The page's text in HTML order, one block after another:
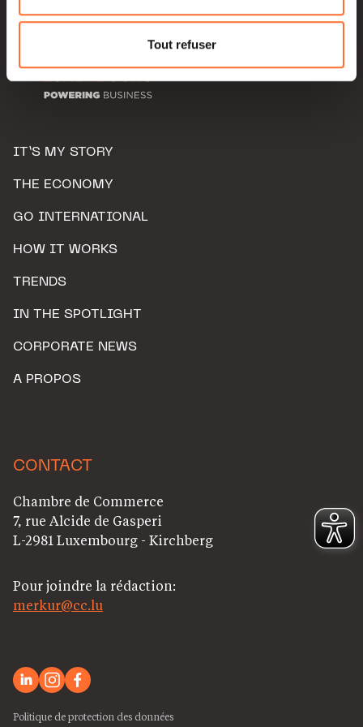
Pour de plus amples informations sur la manière dont
nous utilisons lescookies et sommes amenés à traiter
Charte d’usage des cookieset notrePolitique de
protection des données personnelles.
Tout refuser
IT’S MY STORY
THE ECONOMY
GO INTERNATIONAL
HOW IT WORKS
TRENDS
IN THE SPOTLIGHT
CORPORATE NEWS
A PROPOS
CONTACT
Chambre de Commerce
7, rue Alcide de Gasperi
L-2981 Luxembourg - Kirchberg
Pour joindre la rédaction:
merkur@cc.lu
Politique de protection des données